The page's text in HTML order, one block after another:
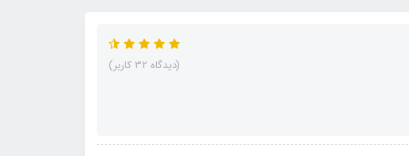
(دیدگاه 32 کاربر)